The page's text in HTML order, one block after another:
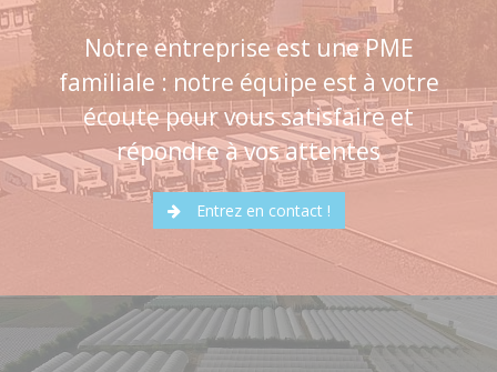
Notre entreprise est une PME
familiale : notre équipe est à votre
écoute pour vous satisfaire et
répondre à vos attentes
Entrez en contact !